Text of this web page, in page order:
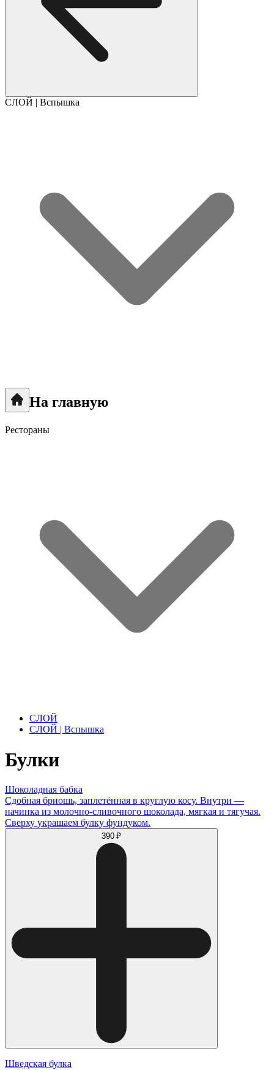
СЛОЙ | Вспышка
На главную
Рестораны
СЛОЙ
СЛОЙ | Вспышка
Булки
Шоколадная бабка
Сдобная бриошь, заплетённая в круглую косу. Внутри —
начинка из молочно-сливочного шоколада, мягкая и тягучая.
Сверху украшаем булку фундуком.
390 ₽
Шведская булка